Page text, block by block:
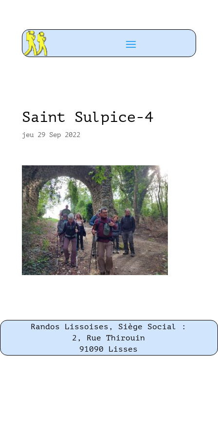
Saint Sulpice-4
jeu 29 Sep 2022
Randos Lissoises, Siège Social :
2, Rue Thirouin
91090 Lisses